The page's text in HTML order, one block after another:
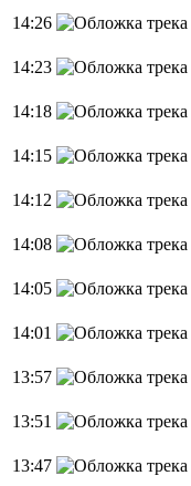
14:26
14:23
14:18
14:15
14:12
14:08
14:05
14:01
13:57
13:51
13:47